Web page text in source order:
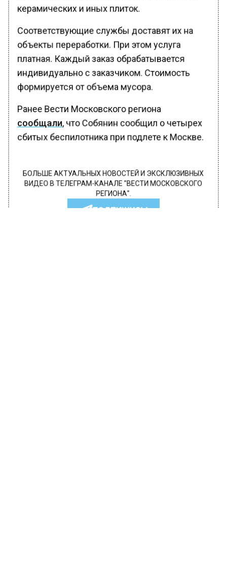
керамических и иных плиток.
Соответствующие службы доставят их на
объекты переработки. При этом услуга
платная. Каждый заказ обрабатывается
индивидуально с заказчиком. Стоимость
формируется от объема мусора.
Ранее Вести Московского региона
сообщали, что Собянин сообщил о четырех
сбитых беспилотника при подлете к Москве.
БОЛЬШЕ АКТУАЛЬНЫХ НОВОСТЕЙ И ЭКСКЛЮЗИВНЫХ
ВИДЕО В ТЕЛЕГРАМ-КАНАЛЕ "ВЕСТИ МОСКОВСКОГО
РЕГИОНА".